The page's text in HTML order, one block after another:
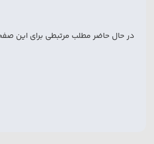
در حال حاضر مطلب مرتبطی برای این